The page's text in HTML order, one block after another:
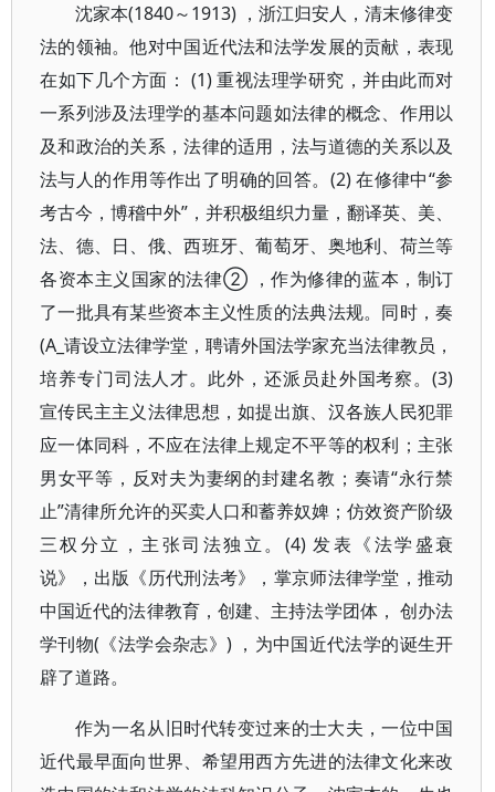
沈家本(1840～1913) ，浙江归安人，清末修律变
法的领袖。他对中国近代法和法学发展的贡献，表现
在如下几个方面： (1) 重视法理学研究，并由此而对
一系列涉及法理学的基本问题如法律的概念、作用以
及和政治的关系，法律的适用，法与道德的关系以及
法与人的作用等作出了明确的回答。(2) 在修律中“参
考古今，博稽中外”，并积极组织力量，翻译英、美、
法、德、日、俄、西班牙、葡萄牙、奥地利、荷兰等
各资本主义国家的法律② ，作为修律的蓝本，制订
了一批具有某些资本主义性质的法典法规。同时，奏
(A_请设立法律学堂，聘请外国法学家充当法律教员，
培养专门司法人才。此外，还派员赴外国考察。(3)
宣传民主主义法律思想，如提出旗、汉各族人民犯罪
应一体同科，不应在法律上规定不平等的权利；主张
男女平等，反对夫为妻纲的封建名教；奏请“永行禁
止”清律所允许的买卖人口和蓄养奴婢；仿效资产阶级
三权分立，主张司法独立。(4) 发表《法学盛衰
说》，出版《历代刑法考》，掌京师法律学堂，推动
中国近代的法律教育，创建、主持法学团体， 创办法
学刊物(《法学会杂志》) ，为中国近代法学的诞生开
辟了道路。
作为一名从旧时代转变过来的士大夫，一位中国
近代最早面向世界、希望用西方先进的法律文化来改